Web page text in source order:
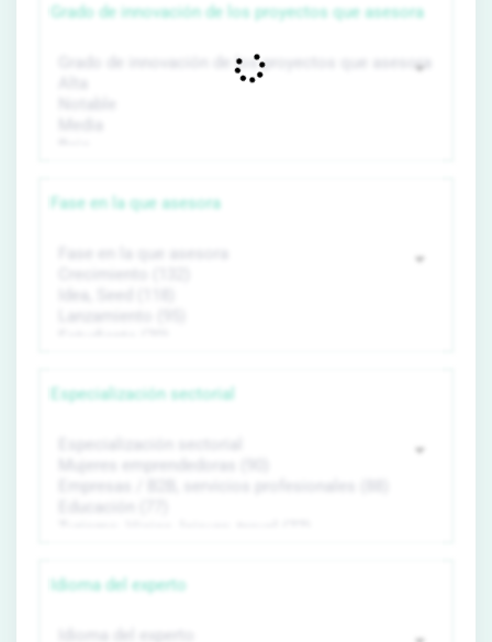
Grado de innovación de los proyectos que asesora
Fase en la que asesora
Especialización sectorial
Idioma del experto